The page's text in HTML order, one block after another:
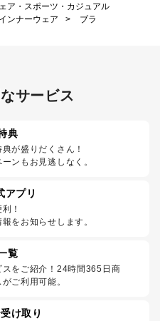
ア・スポーツ・カジュアル
インナーウェア >
ブラ
サービス
典
が盛りだくさん！
ンもお見逃しなく。
アプリ
！
をお知らせします。
覧
をご紹介！24時間365日商
ご利用可能。
け取り